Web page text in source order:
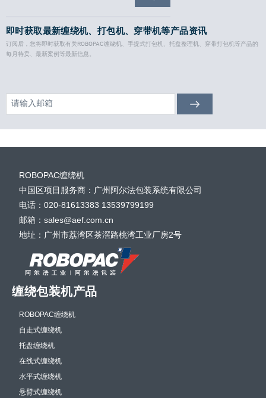
即时获取最新缠绕机、打包机、穿带机等产品资讯
订阅后，您将即时获取有关ROBOPAC缠绕机、手提式打包机、托盘整理机、穿带打包机等产品的
每月特卖、最新案例等最新信息。
ROBOPAC缠绕机
中国区项目服务商：广州阿尔法包装系统有限公司
电话：020-81613383 13539799199
邮箱：sales@aef.com.cn
地址：广州市荔湾区茶滘路桃湾工业厂房2号
缠绕包装机产品
ROBOPAC缠绕机
自走式缠绕机
托盘缠绕机
在线式缠绕机
水平式缠绕机
悬臂式缠绕机